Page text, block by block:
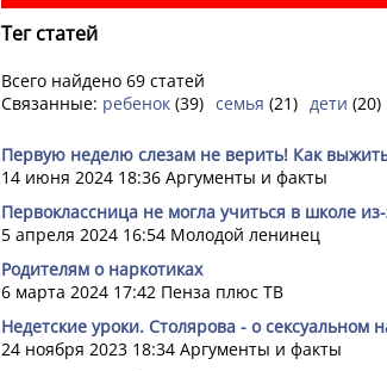
Тег статей
Всего найдено 69 статей
Связанные: ребенок (39) семья (21) дети (20)
Первую неделю слезам не верить! Как
14 июня 2024 18:36 Аргументы и факты
Первоклассница не могла учиться в школе
5 апреля 2024 16:54 Молодой ленинец
Родителям о наркотиках
6 марта 2024 17:42 Пенза плюс ТВ
Недетские уроки. Столярова - о сексуальном
24 ноября 2023 18:34 Аргументы и факты